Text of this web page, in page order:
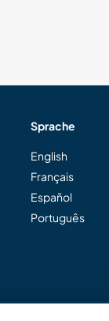
Sprache
English
Français
Español
Português